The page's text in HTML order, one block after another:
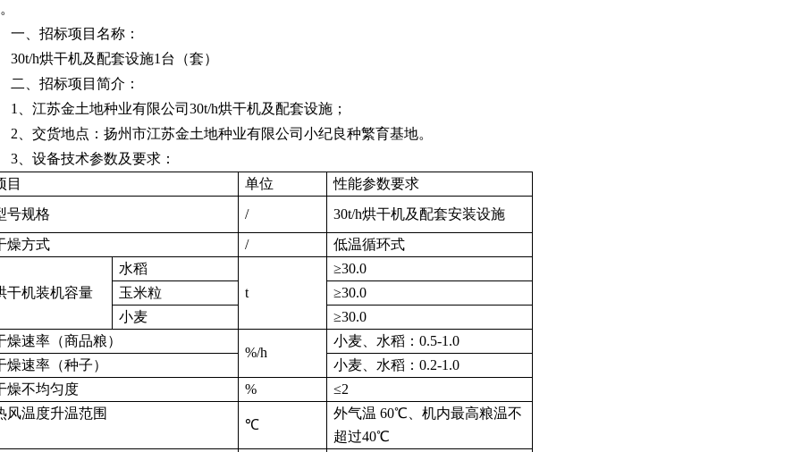
一、招标项目名称：
30t/h烘干机及配套设施1台（套）
二、招标项目简介：
1、江苏金土地种业有限公司 30t/h烘干机及配套设施 ；
2、交货地点：扬州市江苏金土地种业有限公司小纪良种繁育基地。
3、设备技术参数及要求：
目
单位
性能参数要求
号规格
/
30t/h烘干机及配套安装设施
燥方式
/ 低温循环式
干机装机容量
水稻
t
≥30.0
玉米粒
≥30.0
小麦
≥30.0
燥速率（商品粮）
%/h
小麦、水稻： 0.5-1.0
燥速率（种子）
小麦、水稻： 0.2-1.0
燥不均匀度
%
≤2
风温度升温范围
℃
外气温 60℃
机内最高粮温不
超过40℃